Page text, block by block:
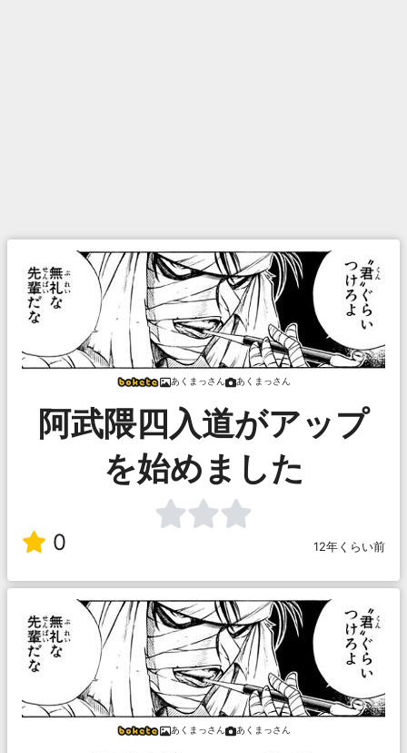
あくまっさん あくまっさん
阿武隈四入道がアップ
を始めました
0 12年くらい前
あくまっさん あくまっさん